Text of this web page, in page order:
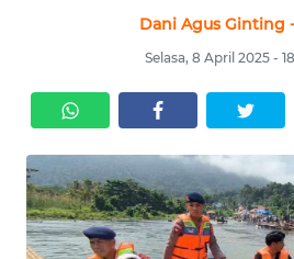
Dani Agus Ginting
Selasa, 8 April 2025 -
SERBA-
SERBI
OPINI
Informasi